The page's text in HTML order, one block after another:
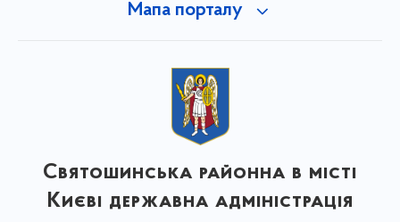
Мапа порталу
Святошинська районна в місті
Києві державна адміністрація